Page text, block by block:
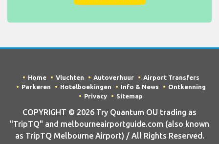
Home Vluchten Autoverhuur
Airport Transfers
Parkeren
Hotelboekingen Info & News
Ontkenning
Privacy
Sitemap
COPYRIGHT © 2026 Try Quantum OU trading as
"TripTQ" and melbourneairportguide.com (also known
as TripTQ Melbourne Airport) / All Rights Reserved.